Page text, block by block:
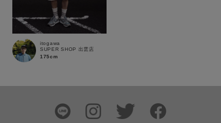
itogawa
SUPER SHOP 出雲店
175cm